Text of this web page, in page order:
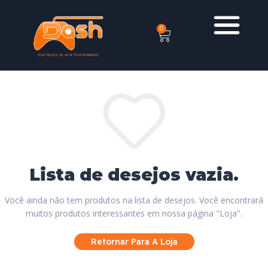
0
Lista de desejos vazia.
Você ainda não tem produtos na lista de desejos. Você encontrará
muitos produtos interessantes em nossa página "Loja".
Retornar Para A Loja